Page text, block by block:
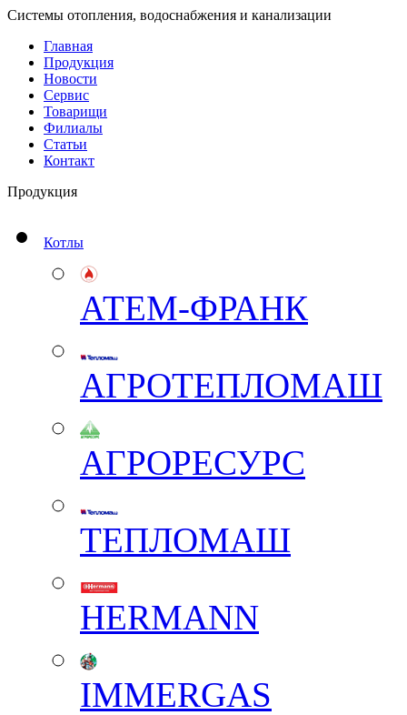
Системы отопления, водоснабжения и канализации
Главная
Продукция
Новости
Сервис
Товарищи
Филиалы
Статьи
Контакт
Продукция
Котлы
АТЕМ-ФРАНК
АГРОТЕПЛОМАШ
АГРОРЕСУРС
ТЕПЛОМАШ
HERMANN
IMMERGAS